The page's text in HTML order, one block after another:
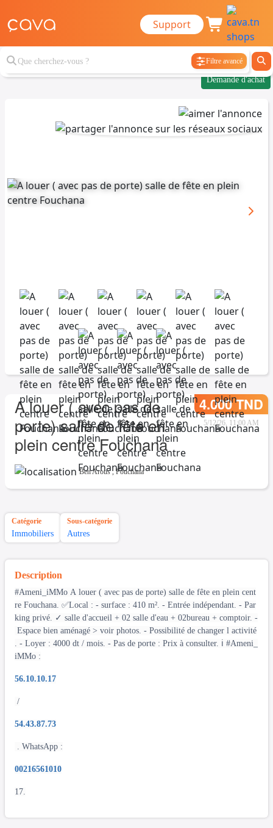
Support
Filtre avancé
Demande d'achat
A louer ( avec pas de
porte) salle de fête en
plein centre Fouchana
4.000 TND
5/12/26, 11:00 AM
Ben Arous, Fouchana
Catégorie
Immobiliers
Sous-catégorie
Autres
Description
#Ameni_iMMo A louer ( avec pas de porte) salle de fête en plein cent
re Fouchana. ✅Local : - surface : 410 m². - Entrée indépendant. - Par
king privé. ✓ salle d'accueil + 02 salle d'eau + 02bureau + comptoir. -
Espace bien aménagé > voir photos. - Possibilité de changer l activité
. - Loyer : 4000 dt / mois. - Pas de porte : Prix à consulter. ℹ️ #Ameni_
iMMo :
56.10.10.17
/
54.43.87.73
. WhatsApp :
00216561010
17.